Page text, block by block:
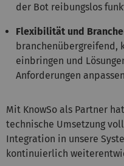
der Bot reibungslos
Flexibilität und
branchenübergreifend,
einbringen und
Anforderungen
Mit KnowSo als Partner
technische Umsetzung
Integration in unsere
kontinuierlich